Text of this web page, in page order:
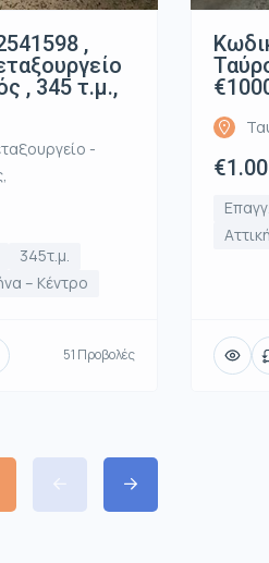
,
, 345 τ.μ.,
-
345τ.μ.
– Κέντρο
51 Προβολές